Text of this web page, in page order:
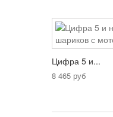
Цифра 5 и...
8 465 руб